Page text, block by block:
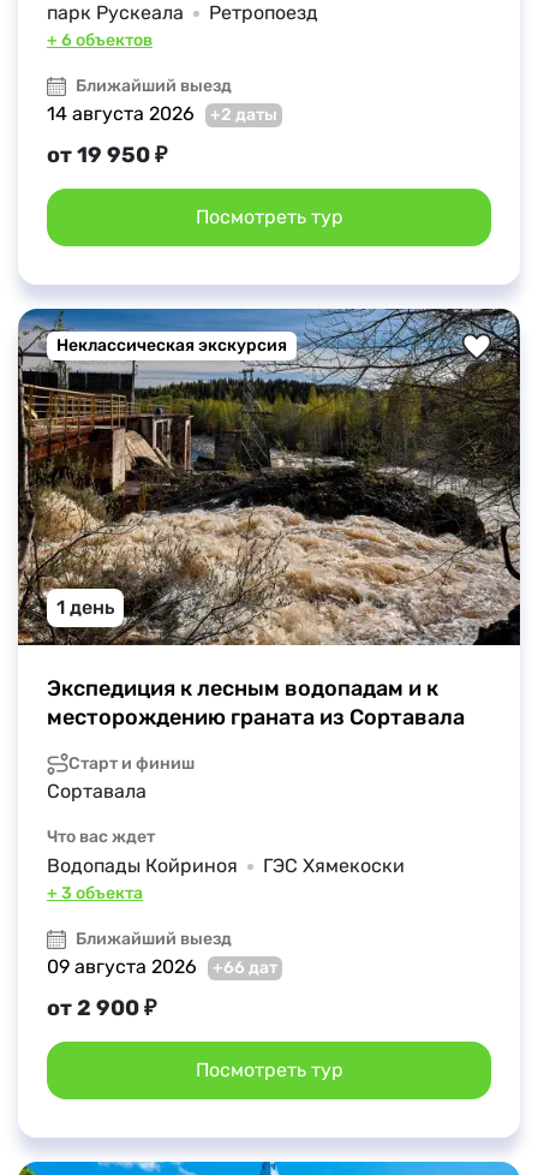
парк Рускеала Ретропоезд
+ 6 объектов
Ближайший выезд
14 августа 2026 +2 даты
от 19 950 ₽
Посмотреть тур
Неклассическая экскурсия
1 день
Экспедиция к лесным водопадам и к
месторождению граната из Сортавала
Старт и финиш
Сортавала
Что вас ждет
Водопады Койриноя ГЭС Хямекоски
+ 3 объекта
Ближайший выезд
09 августа 2026 +66 дат
от 2 900 ₽
Посмотреть тур